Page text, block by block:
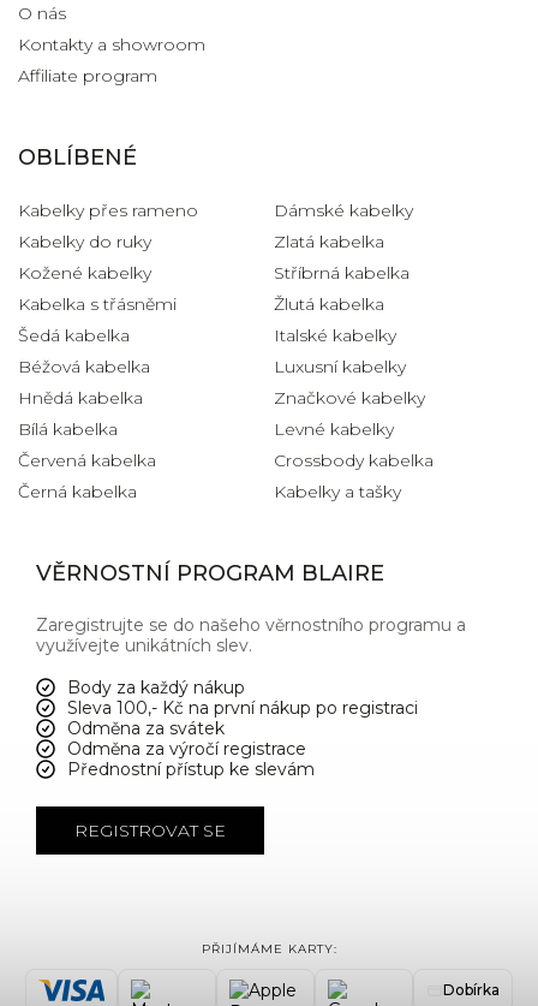
O nás
Kontakty a showroom
Affiliate program
OBLÍBENÉ
Kabelky přes rameno
Kabelky do ruky
Kožené kabelky
Kabelka s třásněmi
Šedá kabelka
Béžová kabelka
Hnědá kabelka
Bílá kabelka
Červená kabelka
Černá kabelka
Dámské kabelky
Zlatá kabelka
Stříbrná kabelka
Žlutá kabelka
Italské kabelky
Luxusní kabelky
Značkové kabelky
Levné kabelky
Crossbody kabelka
Kabelky a tašky
VĚRNOSTNÍ PROGRAM BLAIRE
Zaregistrujte se do našeho věrnostního programu a
využívejte unikátních slev.
Body za každý nákup
Sleva 100,- Kč na první nákup po registraci
Odměna za svátek
Odměna za výročí registrace
Přednostní přístup ke slevám
REGISTROVAT SE
PŘIJÍMÁME KARTY:
Dobírka